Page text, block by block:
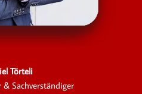
Törteli
Sachverständiger